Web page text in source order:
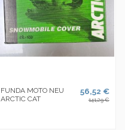
FUNDA MOTO NEU
ARCTIC CAT
56,52 €
141,29 €